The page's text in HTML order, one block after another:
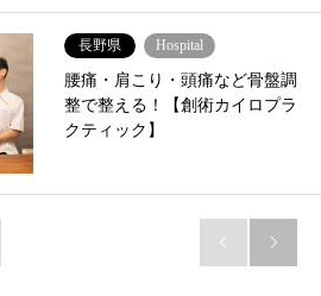
長野県 Hospital
腰痛・肩こり・頭痛など骨盤調
整で整える！【創術カイロプラ
クティック】
 